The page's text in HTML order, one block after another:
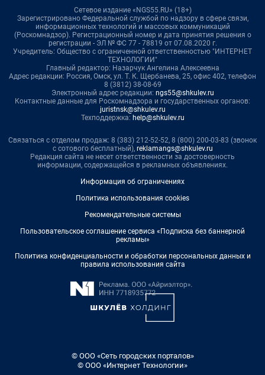
Сетевое издание «NGS55.RU» (18+)
Зарегистрировано Федеральной службой по надзору в сфере связи,
информационных технологий и массовых коммуникаций
(Роскомнадзор). Регистрационный номер и дата принятия решения о
регистрации - ЭЛ № ФС 77 - 78819 от 07.08.2020 г.
Учредитель: Общество с ограниченной ответственностью "ИНТЕРНЕТ
ТЕХНОЛОГИИ"
Главный редактор: Назарчук Ангелина Алексеевна
Адрес редакции: Россия, Омск, ул. Т. К. Щербанева, 25, офис 402, телефон
8 (3812) 38-08-69
Электронный адрес редакции: ngs55@shkulev.ru
Контактные данные для Роскомнадзора и государственных органов:
juristnsk@shkulev.ru
Техподдержка: help@shkulev.ru
Связаться с отделом продаж: 8 (383) 212-52-52, 8 (800) 200-03-83 (звонок
с сотового бесплатный), reklamangs@shkulev.ru
Редакция сайта не несет ответственности за достоверность
информации, содержащейся в рекламных объявлениях.
Информация об ограничениях
Политика использования cookies
Рекомендательные системы
Пользовательское соглашение сервиса «Подписка без баннерной
рекламы»
Политика конфиденциальности и обработки персональных данных и
правила использования сайта
© ООО «Сеть городских порталов»
© ООО «Интернет Технологии»